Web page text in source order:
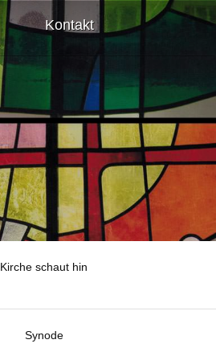
Kontakt
Kirche schaut hin
Synode